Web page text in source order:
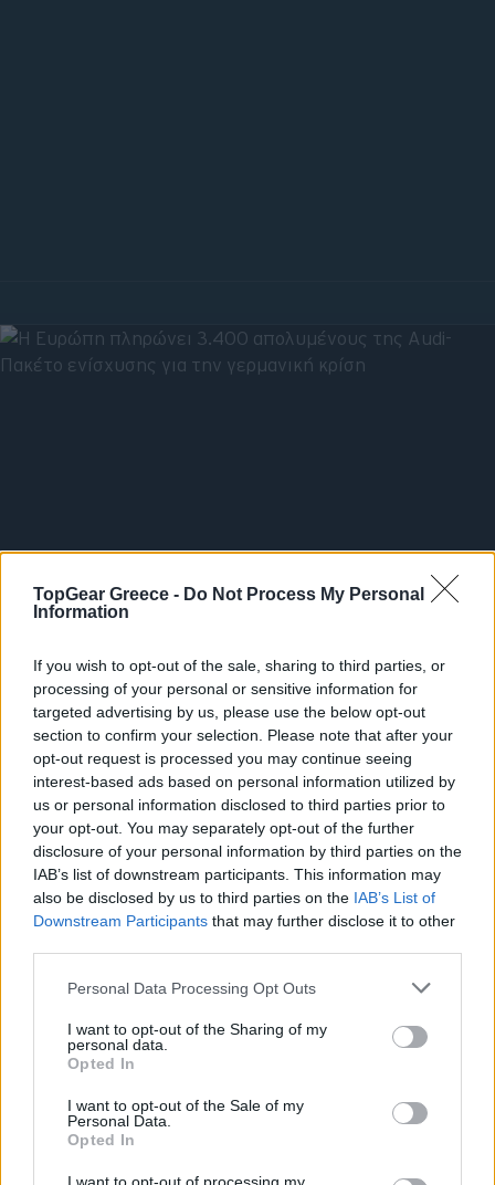
TopGear Greece - Do Not Process My Personal
Information
If you wish to opt-out of the sale, sharing to third parties, or
processing of your personal or sensitive information for
targeted advertising by us, please use the below opt-out
section to confirm your selection. Please note that after your
opt-out request is processed you may continue seeing
interest-based ads based on personal information utilized by
us or personal information disclosed to third parties prior to
your opt-out. You may separately opt-out of the further
disclosure of your personal information by third parties on the
IAB’s list of downstream participants. This information may
also be disclosed by us to third parties on the IAB’s List of
Downstream Participants that may further disclose it to other
Please note that this website/app uses one or more Google
not limited to your visit or usage behaviour. You may click to
grant or deny consent to Google and its third-party tags to
use your data for below specified purposes in below Google
consent section.
Personal Data Processing Opt Outs
I want to opt-out of the Sharing of my
personal data.
Opted In
I want to opt-out of the Sale of my
Personal Data.
Opted In
Η Ευρώπη πληρώνει 3.400
απολυμένους της Audi-Πακέτο
ενίσχυσης για την γερμανική κρίση
ΔΕΥ, 06 ΟΚΤ 2025
Χάνουν την δουλειά τους στην Γερμανία: Κύμα
απολύσεων στην αυτοκινητοβιομηχανία της